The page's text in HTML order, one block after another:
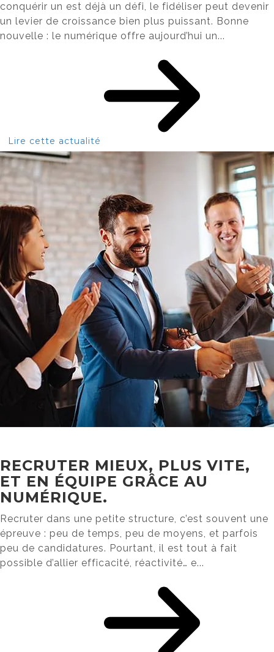
conquérir un est déjà un défi, le fidéliser peut devenir
un levier de croissance bien plus puissant. Bonne
nouvelle : le numérique offre aujourd’hui un...
Lire cette actualité
RECRUTER MIEUX, PLUS VITE,
ET EN ÉQUIPE GRÂCE AU
NUMÉRIQUE.
Recruter dans une petite structure, c’est souvent une
épreuve : peu de temps, peu de moyens, et parfois
peu de candidatures. Pourtant, il est tout à fait
possible d’allier efficacité, réactivité… e...